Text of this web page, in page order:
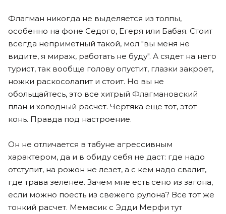
Флагман никогда не выделяется из толпы,
особенно на фоне Седого, Егеря или Бабая. Стоит
всегда неприметный такой, мол "вы меня не
видите, я мираж, работать не буду". А сядет на него
турист, так вообще голову опустит, глазки закроет,
ножки раскосолапит и стоит. Но вы не
обольщайтесь, это все хитрый Флагмановский
план и холодный расчет. Чертяка еще тот, этот
конь. Правда под настроение.
Он не отличается в табуне агрессивным
характером, да и в обиду себя не даст: где надо
отступит, на рожон не лезет, а с кем надо свалит,
где трава зеленее. Зачем мне есть сено из загона,
если можно поесть из свежего рулона? Все тот же
тонкий расчет. Мемасик с Эдди Мерфи тут